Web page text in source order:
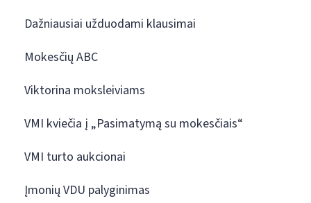
Dažniausiai užduodami klausimai
Mokesčių ABC
Viktorina moksleiviams
VMI kviečia į „Pasimatymą su mokesčiais“
VMI turto aukcionai
Įmonių VDU palyginimas